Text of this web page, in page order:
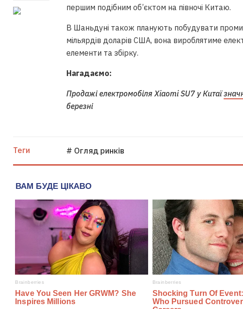
першим подібним об’єктом на півночі Китаю.
В Шаньдуні також планують побудувати
мільярдів доларів США, вона вироблятиме
елементи та збірку.
Нагадаємо:
Продажі електромобіля Xiaomi SU7 у Китаї
березні
Теги # Огляд ринків